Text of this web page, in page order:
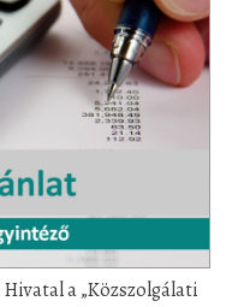
a „Közszolgálati